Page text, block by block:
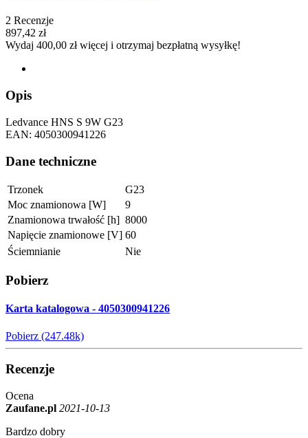
2 Recenzje
897,42 zł
Wydaj 400,00 złwięcej i otrzymaj bezpłatną wysyłkę!
Opis
Ledvance HNS S 9W G23
EAN: 4050300941226
Dane techniczne
Trzonek
G23
Moc znamionowa [W]
9
Znamionowa trwałość [h] 8000
Napięcie znamionowe [V] 60
Ściemnianie
Nie
Pobierz
Karta katalogowa - 4050300941226
Pobierz (247.48k)
Recenzje
Ocena
Zaufane.pl 2021-10-13
Bardzo dobry